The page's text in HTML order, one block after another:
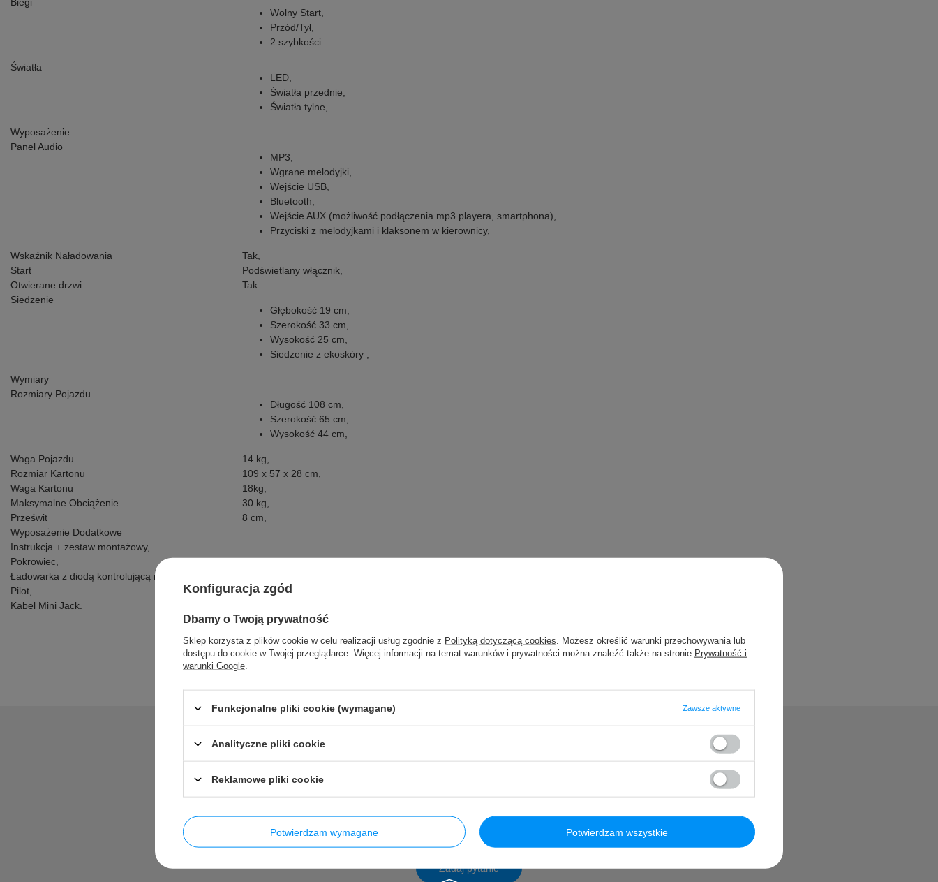
Wolny Start,
Przód/Tył,
2 szybkości.
Światła
LED,
Światła przednie,
Światła tylne,
Wyposażenie
Panel Audio
MP3,
Wgrane melodyjki,
Wejście USB,
Bluetooth,
Wejście AUX (możliwość podłączenia mp3 playera, smartphona),
Przyciski z melodyjkami i klaksonem w kierownicy,
Wskaźnik Naładowania
Tak,
Start
Podświetlany włącznik,
Otwierane drzwi
Tak
Siedzenie
Głębokość 19 cm,
Szerokość 33 cm,
Wysokość 25 cm,
Siedzenie z ekoskóry ,
Wymiary
Rozmiary Pojazdu
Długość 108 cm,
Szerokość 65 cm,
Wysokość 44 cm,
Waga Pojazdu
14 kg,
Rozmiar Kartonu
109 x 57 x 28 cm,
Waga Kartonu
18kg,
Maksymalne Obciążenie
30 kg,
Prześwit
8 cm,
Wyposażenie Dodatkowe
Instrukcja + zestaw montażowy,
Pokrowiec,
Ładowarka z diodą kontrolującą naładowanie baterii
Pilot,
Kabel Mini Jack.
Potrzebujesz pomocy? Masz pytania?
Zadaj pytanie a my odpowiemy niezwłocznie, najciekawsze pytania i odpowiedzi publikując dla
innych.
Zadaj pytanie
Konfiguracja zgód
Dbamy o Twoją prywatność
Sklep korzysta z plików cookie w celu realizacji usług zgodnie z Polityką dotyczącą cookies . Możesz określić warunki przechowywania lub
dostępu do cookie w Twojej przeglądarce. Więcej informacji na temat warunków i prywatności można znaleźć także na stronie Prywatność i
warunki Google
Funkcjonalne pliki cookie (wymagane) Zawsze aktywne
Analityczne pliki cookie
Reklamowe pliki cookie
Potwierdzam wymagane Potwierdzam wszystkie